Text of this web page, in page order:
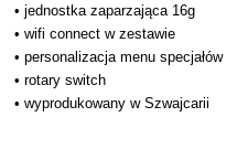
• jednostka zaparzająca 16g
• wifi connect w zestawie
• personalizacja menu specjałów
• rotary switch
• wyprodukowany w Szwajcarii